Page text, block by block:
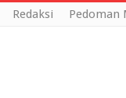
Redaksi Pedoman